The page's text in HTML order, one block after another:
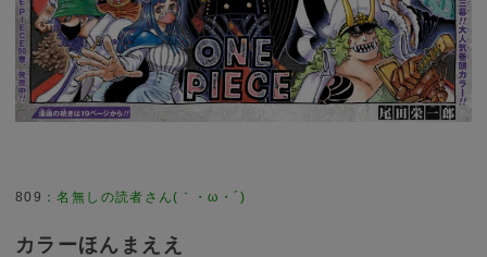
809 ：名無しの読者さん(｀・ω・´)
カラーほんまええ